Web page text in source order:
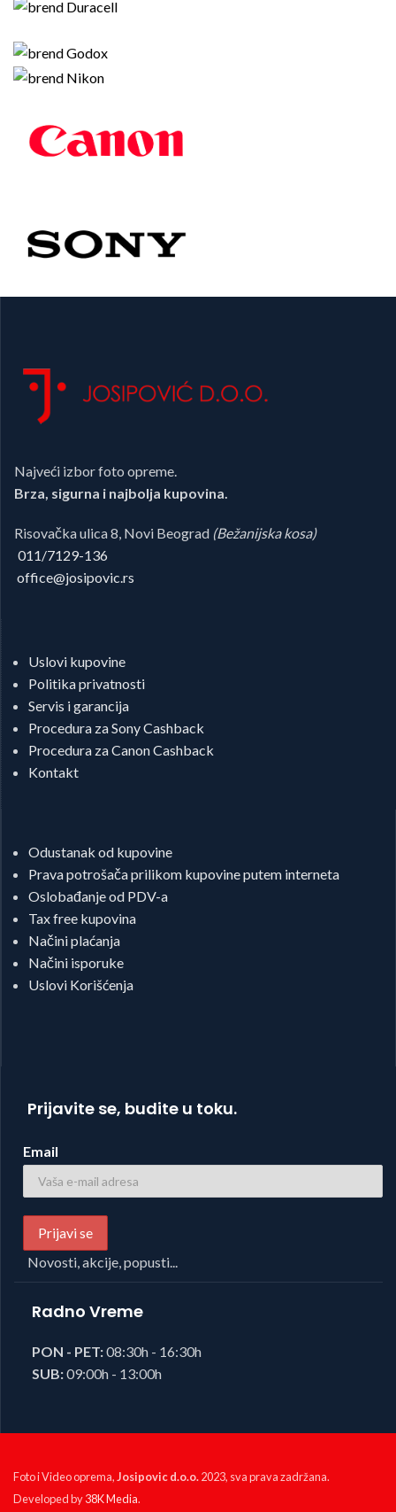
Najveći izbor foto opreme.
Brza, sigurna i najbolja kupovina.
Risovačka ulica 8, Novi Beograd (Bežanijska kosa)
011/7129-136
office@josipovic.rs
Uslovi kupovine
Politika privatnosti
Servis i garancija
Procedura za Sony Cashback
Procedura za Canon Cashback
Kontakt
Odustanak od kupovine
Prava potrošača prilikom kupovine putem interneta
Oslobađanje od PDV-a
Tax free kupovina
Načini plaćanja
Načini isporuke
Uslovi Korišćenja
Prijavite se, budite u toku.
Email
Novosti, akcije, popusti...
Radno Vreme
PON - PET:08:30h - 16:30h
SUB:09:00h - 13:00h
Foto i Video oprema,Josipovic d.o.o.2023, sva prava zadržana.
Developed by38K Media.